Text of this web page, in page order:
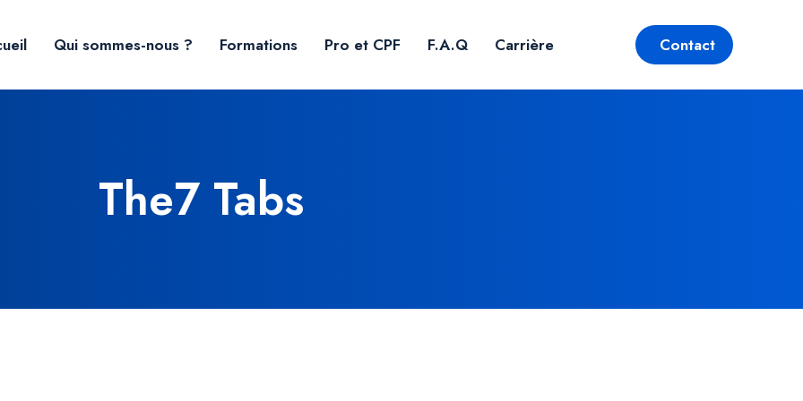
Qui sommes-nous ? Formations Pro et CPF F.A.Q Carrière Contact
The7 Tabs